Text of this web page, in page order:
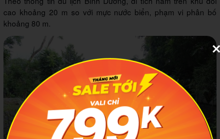
cao khoảng 20 m so với mực nước biển, phạm vi phân bố
khoảng 80 m.